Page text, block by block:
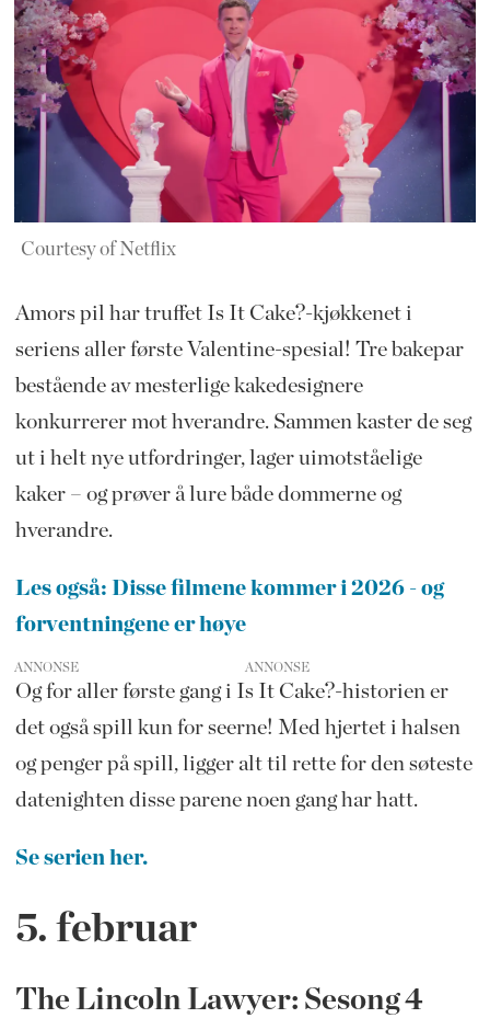
Courtesy of Netflix
Amors pil har truffet Is It Cake?-kjøkkenet i
seriens aller første Valentine-spesial! Tre bakepar
bestående av mesterlige kakedesignere
konkurrerer mot hverandre. Sammen kaster de seg
ut i helt nye utfordringer, lager uimotståelige
kaker – og prøver å lure både dommerne og
hverandre.
Les også: Disse filmene kommer i 2026 - og
forventningene er høye
ANNONSE
Og for aller første gang i Is It Cake?-historien er
det også spill kun for seerne! Med hjertet i halsen
og penger på spill, ligger alt til rette for den søteste
datenighten disse parene noen gang har hatt.
Se serien her.
5. februar
The Lincoln Lawyer: Sesong 4